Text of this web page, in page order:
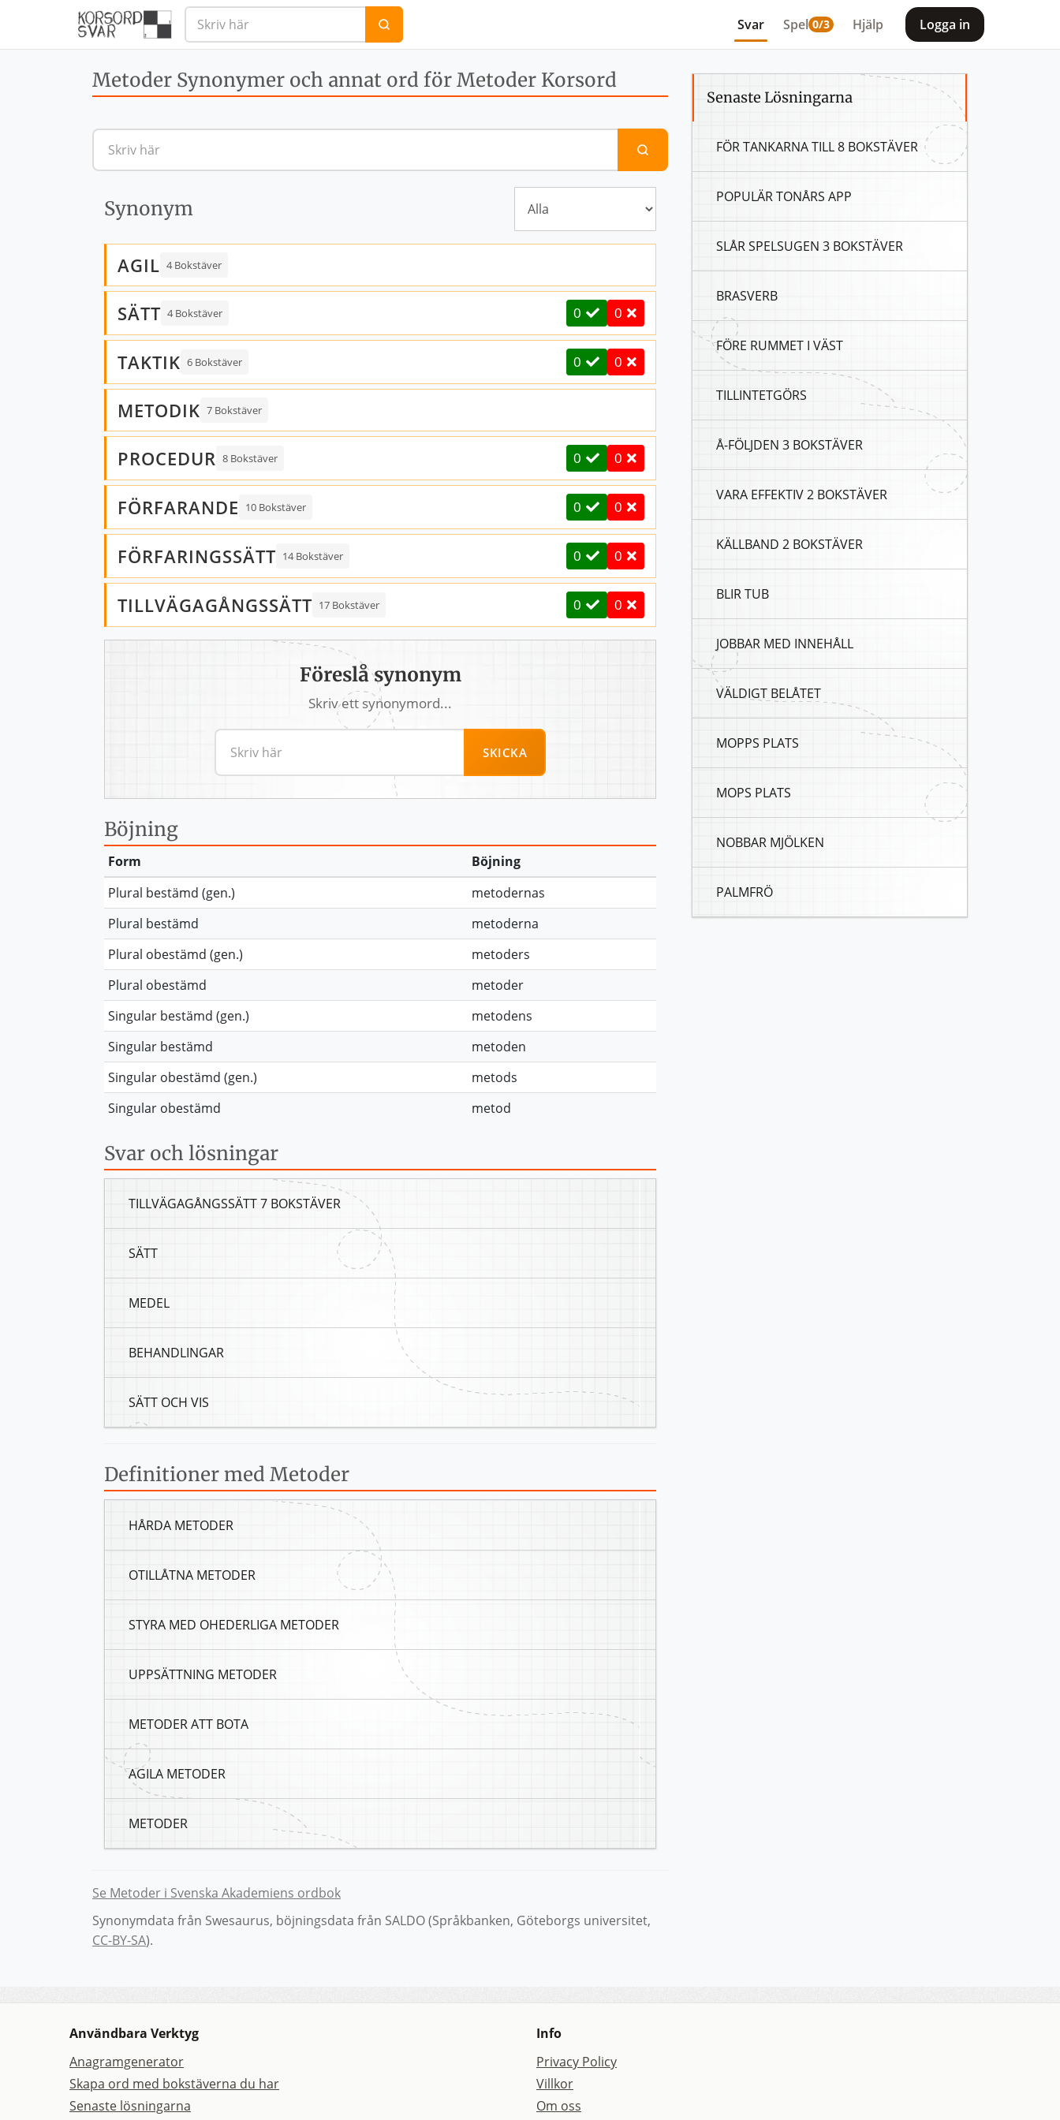
Svar Spel 0/3 Hjälp Logga in
Metoder Synonymer och annat ord för Metoder Korsord
Synonym
AGIL 4 Bokstäver
SÄTT 4 Bokstäver 0 0
TAKTIK 6 Bokstäver 0 0
METODIK 7 Bokstäver
PROCEDUR 8 Bokstäver 0 0
FÖRFARANDE 10 Bokstäver 0 0
FÖRFARINGSSÄTT 14 Bokstäver 0 0
TILLVÄGAGÅNGSSÄTT 17 Bokstäver 0 0
Föreslå synonym
Skriv ett synonymord...
SKICKA
Böjning
Form
Böjning
Plural bestämd (gen.)
metodernas
Plural bestämd
metoderna
Plural obestämd (gen.)
metoders
Plural obestämd
metoder
Singular bestämd (gen.)
metodens
Singular bestämd
metoden
Singular obestämd (gen.)
metods
Singular obestämd
metod
Svar och lösningar
TILLVÄGAGÅNGSSÄTT 7 BOKSTÄVER
SÄTT
MEDEL
BEHANDLINGAR
SÄTT OCH VIS
Definitioner med Metoder
HÅRDA METODER
OTILLÅTNA METODER
STYRA MED OHEDERLIGA METODER
UPPSÄTTNING METODER
METODER ATT BOTA
AGILA METODER
METODER
Se Metoder i Svenska Akademiens ordbok
Synonymdata från Swesaurus, böjningsdata från SALDO (Språkbanken, Göteborgs universitet,
CC-BY-SA).
Senaste Lösningarna
FÖR TANKARNA TILL 8 BOKSTÄVER
POPULÄR TONÅRS APP
SLÅR SPELSUGEN 3 BOKSTÄVER
BRASVERB
FÖRE RUMMET I VÄST
TILLINTETGÖRS
Å-FÖLJDEN 3 BOKSTÄVER
VARA EFFEKTIV 2 BOKSTÄVER
KÄLLBAND 2 BOKSTÄVER
BLIR TUB
JOBBAR MED INNEHÅLL
VÄLDIGT BELÅTET
MOPPS PLATS
MOPS PLATS
NOBBAR MJÖLKEN
PALMFRÖ
Användbara Verktyg
Anagramgenerator
Skapa ord med bokstäverna du har
Senaste lösningarna
Info
Privacy Policy
Villkor
Om oss